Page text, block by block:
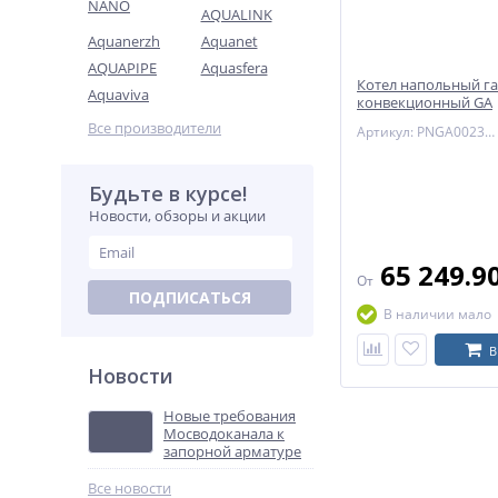
NANO
AQUALINK
Aquanerzh
Aquanet
AQUAPIPE
Aquasfera
Aquaviva
Все производители
Будьте в курсе!
Новости, обзоры и акции
ПОДПИСАТЬСЯ
Новости
Новые требования
Мосводоканала к
запорной арматуре
Все новости
Котел напольный
конвекционный GA
двухконтурный
Артикул: PNGA0023FD009
От 65
В наличии мало